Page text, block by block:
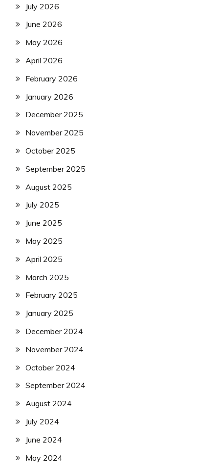
July 2026
June 2026
May 2026
April 2026
February 2026
January 2026
December 2025
November 2025
October 2025
September 2025
August 2025
July 2025
June 2025
May 2025
April 2025
March 2025
February 2025
January 2025
December 2024
November 2024
October 2024
September 2024
August 2024
July 2024
June 2024
May 2024